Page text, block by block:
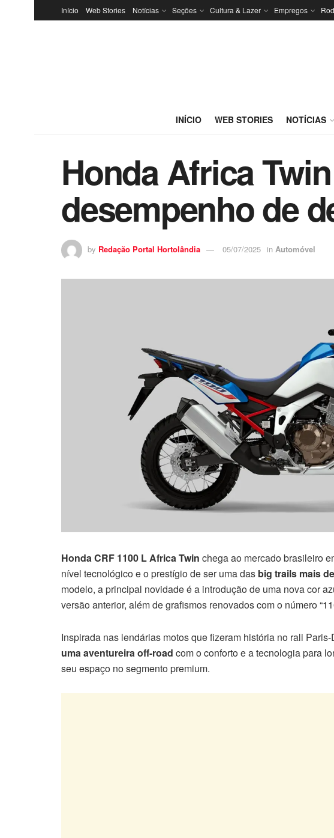
Início Web Stories Notícias Seções Cultura & Lazer Empregos
INÍCIO WEB STORIES NOTÍCIAS
Honda Africa
desempenho de
by Redação Portal Hortolândia 05/07/2025 in Automóvel
Honda CRF 1100 L Africa Twin chega ao mercado brasileiro
nível tecnológico e o prestígio de ser uma das big trails mais
modelo, a principal novidade é a introdução de uma nova cor
versão anterior, além de grafismos renovados com o número
Inspirada nas lendárias motos que fizeram história no rali
uma aventureira off-road com o conforto e a tecnologia para
seu espaço no segmento premium.